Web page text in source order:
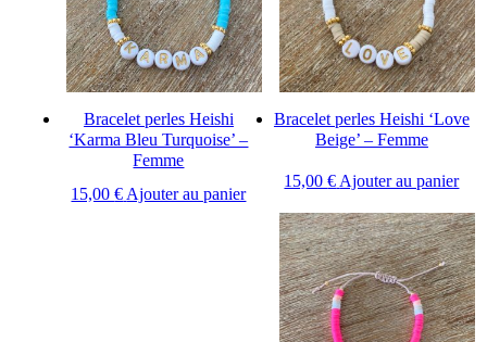
Bracelet perles Heishi
‘Karma Bleu Turquoise’ –
Femme
15,00€ Ajouter au panier
Bracelet perles Heishi ‘Love
Beige’ – Femme
15,00€ Ajouter au panier